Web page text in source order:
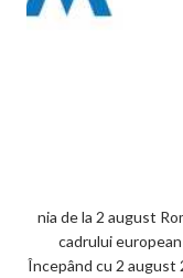
nia de la 2 august
cadrului
Începând cu 2 august